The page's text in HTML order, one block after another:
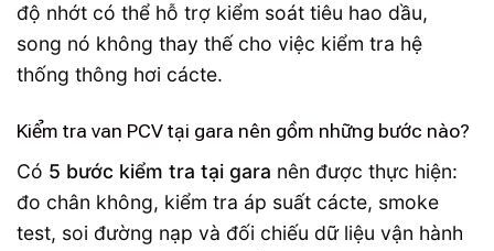
độ nhớt có thể hỗ trợ kiểm soát tiêu hao dầu,
song nó không thay thế cho việc kiểm tra hệ
thống thông hơi cácte.
Kiểm tra van PCV tại gara nên gồm những bước nào?
Có 5 bước kiểm tra tại gara nên được thực hiện:
đo chân không, kiểm tra áp suất cácte, smoke
test, soi đường nạp và đối chiếu dữ liệu vận hành